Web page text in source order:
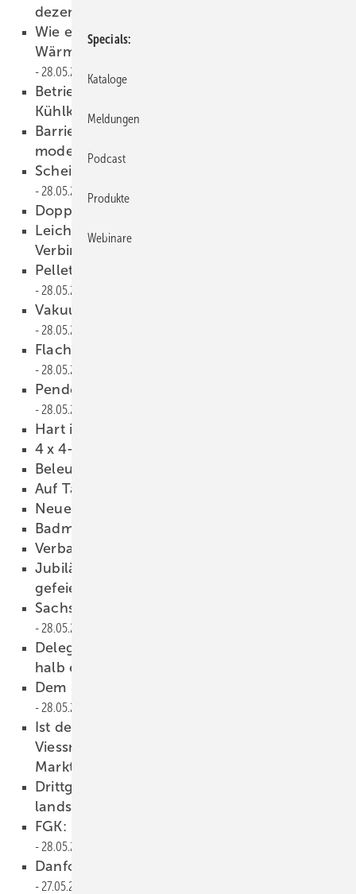
dezentral nutzen
Wie entwickelt sich der deutsche
Wärmepumpenmarkt, Herr Nowak?
28.05.2024
Betriebsmittel-Konfigurator für Heiz- und
Kühlkreisläufe
Barrieref reie Bäder mit Bedacht
modernisieren
Scheitholz und Pellets in einem Kessel
28.05.2024
Doppelwandiges ­Abgassystem
Leichtbau-Abgassystem für
Verbindungsleitungen
Pelletkessel ohne Staub­abscheider
28.05.2024
Vakuum-Flach­kollektoren für mehr Effizienz
28.05.2024
Flache Duschwanne einfach installiert
28.05.2024
Pendelbar mit Heb-senk-Mechanismus
28.05.2024
Hart im Nehmen
4 x 4-Allfarb-Antrieb
Beleuchteter Hingucker
Auf Tauglichkeit umgeschwenkt
Neue Farbe: Phantom Black
Badmöbelserie überarbeitet
Verbandst ag 2024 in Lörrach
Jubiläu m am Bodensee: 125 Jahre wurden
gefeiert
Sachsen hat den Nachwuchs fest im Blick
28.05.2024
Delegieren im H andwerk: Gut geplant ist
halb erledigt
Dem Splitscreen bleibt nix verborgen
28.05.2024
Ist der Kauf eines SHK-Betriebs durch
Viessmann der richtige Weg zur zukünftigen
Marktbearbeitung?
Dritt­größte Solar­thermie­an­lage Deutsch­
lands
FGK: Luft-Luft-Wärmepumpen sind gefragt
28.05.2024
Danfoss-Fernwärme-Konferenz 2024
27.05.2024
Specials
Kataloge
Meldungen
Podcast
Produkte
Webinare